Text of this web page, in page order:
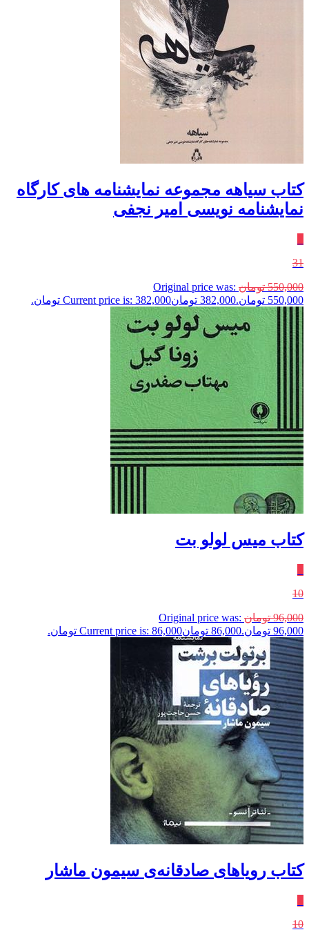
کتاب سیاهه مجموعه نمایشنامه های کارگاه
نمایشنامه نویسی امیر نجفی
31
550,000 تومان Original price was:
550,000 تومان.
382,000 تومانCurrent price is: 382,000 تومان.
کتاب میس لولو بت
10
96,000 تومان Original price was:
96,000 تومان.
86,000 تومانCurrent price is: 86,000 تومان.
کتاب رویاهای صادقانه‌ی سیمون ماشار
10